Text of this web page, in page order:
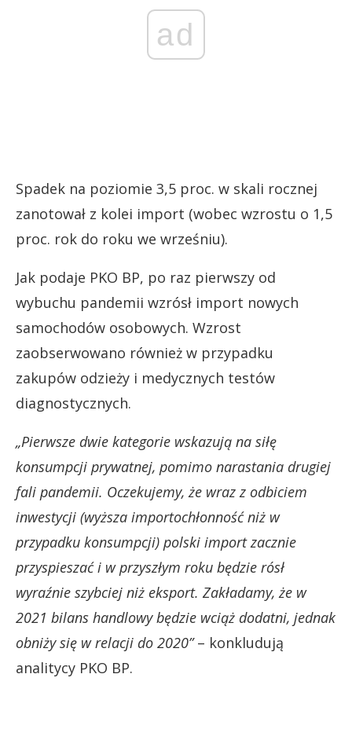
ad
Spadek na poziomie 3,5 proc. w skali rocznej
zanotował z kolei import (wobec wzrostu o 1,5
proc. rok do roku we wrześniu).
Jak podaje PKO BP, po raz pierwszy od
wybuchu pandemii wzrósł import nowych
samochodów osobowych. Wzrost
zaobserwowano również w przypadku
zakupów odzieży i medycznych testów
diagnostycznych.
„Pierwsze dwie kategorie wskazują na siłę
konsumpcji prywatnej, pomimo narastania drugiej
fali pandemii. Oczekujemy, że wraz z odbiciem
inwestycji (wyższa importochłonność niż w
przypadku konsumpcji) polski import zacznie
przyspieszać i w przyszłym roku będzie rósł
wyraźnie szybciej niż eksport. Zakładamy, że w
2021 bilans handlowy będzie wciąż dodatni, jednak
obniży się w relacji do 2020”– konkludują
analitycy PKO BP.